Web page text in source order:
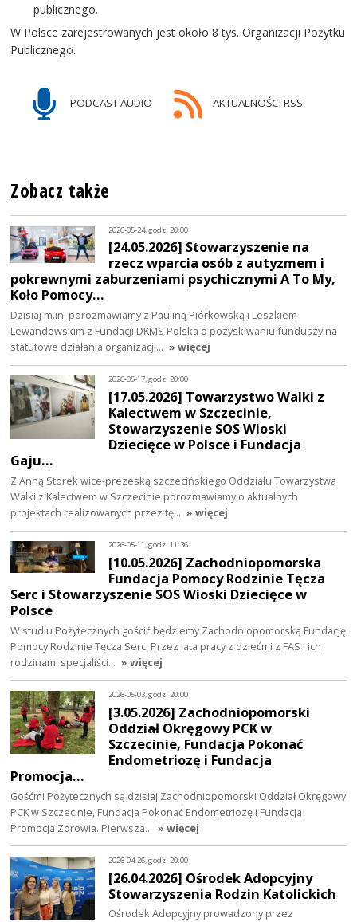
publicznego.
W Polsce zarejestrowanych jest około 8 tys. Organizacji Pożytku
Publicznego.
PODCAST AUDIO AKTUALNOŚCI RSS
Zobacz także
2026-05-24, godz. 20:00
[24.05.2026] Stowarzyszenie na
rzecz wparcia osób z autyzmem i
pokrewnymi zaburzeniami psychicznymi A To My,
Koło Pomocy…
Dzisiaj m.in. porozmawiamy z Pauliną Piórkowską i Leszkiem
Lewandowskim z Fundacji DKMS Polska o pozyskiwaniu funduszy na
statutowe działania organizacji… » więcej
2026-05-17, godz. 20:00
[17.05.2026] Towarzystwo Walki z
Kalectwem w Szczecinie,
Stowarzyszenie SOS Wioski
Dziecięce w Polsce i Fundacja
Gaju…
Z Anną Storek wice-prezeską szczecińskiego Oddziału Towarzystwa
Walki z Kalectwem w Szczecinie porozmawiamy o aktualnych
projektach realizowanych przez tę… » więcej
2026-05-11, godz. 11:36
[10.05.2026] Zachodniopomorska
Fundacja Pomocy Rodzinie Tęcza
Serc i Stowarzyszenie SOS Wioski Dziecięce w
Polsce
W studiu Pożytecznych gościć będziemy Zachodniopomorską Fundację
Pomocy Rodzinie Tęcza Serc. Przez lata pracy z dziećmi z FAS i ich
rodzinami specjaliści… » więcej
2026-05-03, godz. 20:00
[3.05.2026] Zachodniopomorski
Oddział Okręgowy PCK w
Szczecinie, Fundacja Pokonać
Endometriozę i Fundacja
Promocja…
Gośćmi Pożytecznych są dzisiaj Zachodniopomorski Oddział Okręgowy
PCK w Szczecinie, Fundacja Pokonać Endometriozę i Fundacja
Promocja Zdrowia. Pierwsza… » więcej
2026-04-26, godz. 20:00
[26.04.2026] Ośrodek Adopcyjny
Stowarzyszenia Rodzin Katolickich
Ośrodek Adopcyjny prowadzony przez